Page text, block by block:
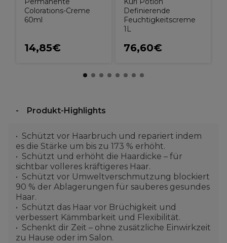
Colorations-Creme
60ml
14,85€
Definierende
Feuchtigkeitscreme
1L
76,60€
Produkt-Highlights
Schützt vor Haarbruch und repariert indem
es die Stärke um bis zu 173 % erhöht.
Schützt und erhöht die Haardicke – für
sichtbar volleres kräftigeres Haar.
Schützt vor Umweltverschmutzung blockiert
90 % der Ablagerungen für sauberes gesundes
Haar.
Schützt das Haar vor Brüchigkeit und
verbessert Kämmbarkeit und Flexibilität.
Schenkt dir Zeit – ohne zusätzliche Einwirkzeit
zu Hause oder im Salon.